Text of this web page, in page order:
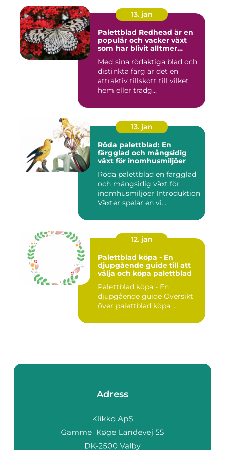
13. jan
Palettblad Redhead är en
populär och vacker växt
som har blivit alltmer
trädgårdsentusiaster
Med sina rödaktiga blad och
distinkta färg är det en
attraktiv tillskott till vilket
hem eller trädg...
13. jan
Röda palettblad: En
färgglad och mångsidig
växt för inomhusmiljöer
Röda palettblad en färgglad
och mångsidig växt för
inomhusmiljöer Introduktion
Växter spelar en vi...
12. jan
Palettblad köpa - En
djupgående guide till att
välja och köpa palettblad
Palettblad köpa - En
djupgående guide Översikt
över palettblad köpa ...
Adress